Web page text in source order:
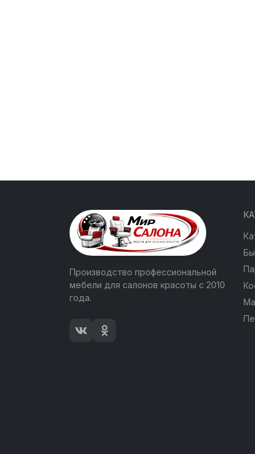
Производство профессиональной
мебели для салонов красоты с 2010
года.